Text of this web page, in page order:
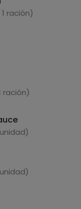
ración)
ración)